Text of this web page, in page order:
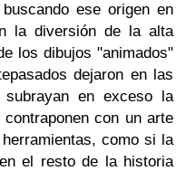
ese origen en
la diversión de la alta
los dibujos "animados"
dejaron en las
en exceso la
con un arte
como si la
el resto de la historia